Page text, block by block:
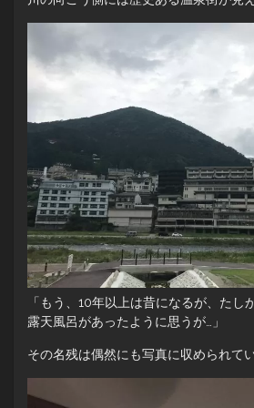
「もう、10年以上は昔になるが、たし
露天風呂があったように思うが…」
その名残は偶然にも写真に収められて